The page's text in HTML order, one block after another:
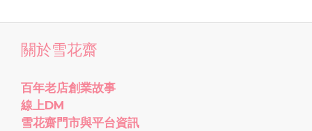
關於雪花齋
百年老店創業故事
線上DM
雪花齋門市與平台資訊